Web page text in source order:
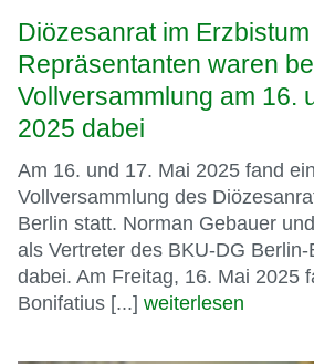
Diözesanrat im
Repräsentanten waren
Vollversammlung am 16.
2025 dabei
Am 16. und 17. Mai 2025 fand
Vollversammlung des
Berlin statt. Norman Gebauer
als Vertreter des BKU-DG
dabei. Am Freitag, 16. Mai 2025
Bonifatius [...] weiterlesen